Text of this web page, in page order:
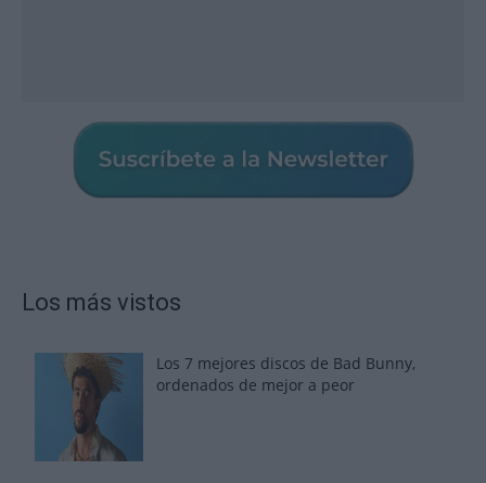
Los más vistos
Los 7 mejores discos de Bad Bunny,
ordenados de mejor a peor